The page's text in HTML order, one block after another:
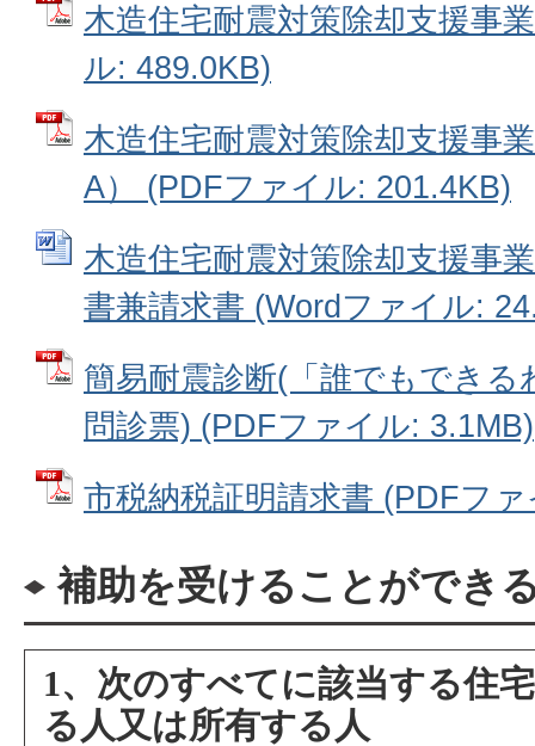
木造住宅耐震対策除却支援事
ル: 489.0KB)
木造住宅耐震対策除却支援事
A） (PDFファイル: 201.4KB)
木造住宅耐震対策除却支援事
書兼請求書 (Wordファイル:
簡易耐震診断(「誰でもできる
問診票) (PDFファイル: 3.1MB)
市税納税証明請求書 (PDFフ
補助を受けることができ
1、次のすべてに該当する住
る人又は所有する人